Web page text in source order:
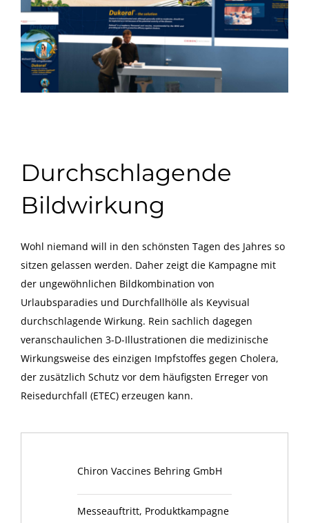
Durchschlagende
Bildwirkung
Wohl niemand will in den schönsten Tagen des Jahres so
sitzen gelassen werden. Daher zeigt die Kampagne mit
der ungewöhnlichen Bildkombination von
Urlaubsparadies und Durchfallhölle als Keyvisual
durchschlagende Wirkung. Rein sachlich dagegen
veranschaulichen 3-D-Illustrationen die medizinische
Wirkungsweise des einzigen Impfstoffes gegen Cholera,
der zusätzlich Schutz vor dem häufigsten Erreger von
Reisedurchfall (ETEC) erzeugen kann.
Chiron Vaccines Behring GmbH
Messeauftritt, Produktkampagne